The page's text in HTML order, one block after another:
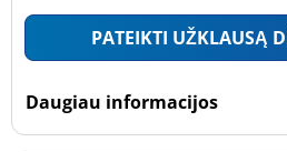
PATEIKTI UŽKLAUSĄ
Daugiau informacijos